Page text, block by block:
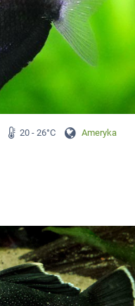
20 - 26°C Ameryka Płd.